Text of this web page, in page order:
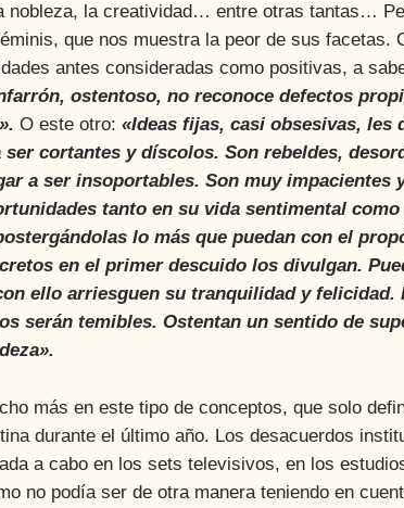
nobleza, la creatividad… entre otras tantas…
que nos muestra la peor de sus facetas.
antes consideradas como positivas, a
ostentoso, no reconoce defectos
O este otro: «Ideas fijas, casi obsesivas, les
cortantes y díscolos. Son rebeldes,
a ser insoportables. Son muy impacientes
tanto en su vida sentimental
lo más que puedan con el
en el primer descuido los divulgan.
ello arriesguen su tranquilidad y felicidad.
serán temibles. Ostentan un sentido de
más en este tipo de conceptos, que solo
durante el último año. Los desacuerdos
a cabo en los sets televisivos, en los
no podía ser de otra manera teniendo en